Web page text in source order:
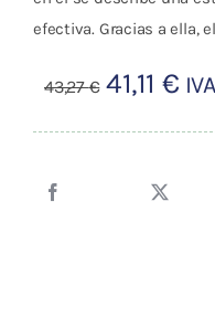
efectiva. Gracias a ella,
43,27€ El
41,11 €El